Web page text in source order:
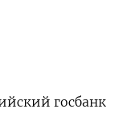
госбанк